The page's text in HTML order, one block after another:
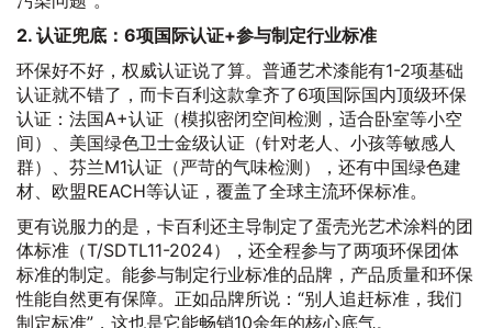
2. 认证兜底：6项国际认证+参与制定行业标准
环保好不好，权威认证说了算。普通艺术漆能有1-2项基础
认证就不错了，而卡百利这款拿齐了6项国际国内顶级环保
认证：法国A+认证（模拟密闭空间检测，适合卧室等小空
间）、美国绿色卫士金级认证（针对老人、小孩等敏感人
群）、芬兰M1认证（严苛的气味检测），还有中国绿色建
材、欧盟REACH等认证，覆盖了全球主流环保标准。
更有说服力的是，卡百利还主导制定了蛋壳光艺术涂料的团
体标准（T/SDTL11-2024），还全程参与了两项环保团体
标准的制定。能参与制定行业标准的品牌，产品质量和环保
性能自然更有保障。正如品牌所说：“别人追赶标准，我们
制定标准”，这也是它能畅销10余年的核心底气。